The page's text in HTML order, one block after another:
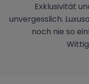
Exklusivität
unvergesslich.
noch nie so